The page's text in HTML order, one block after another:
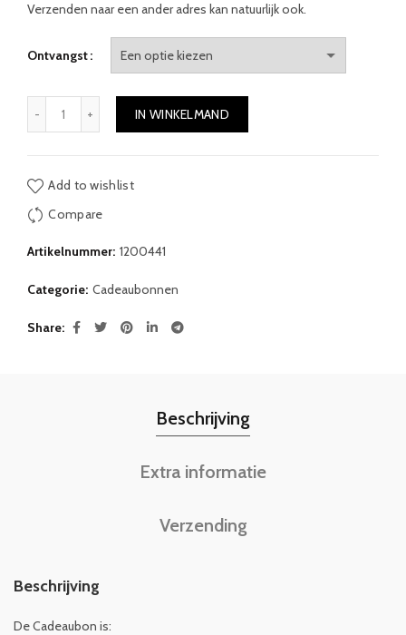
Verzenden naar een ander adres kan natuurlijk ook.
Ontvangst
IN WINKELMAND
Add to wishlist
Compare
Artikelnummer: 1200441
Categorie: Cadeaubonnen
Share
Beschrijving
Extra informatie
Verzending
Beschrijving
De Cadeaubon is: